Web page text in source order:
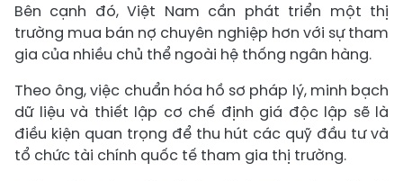
Bên cạnh đó, Việt Nam cần phát triển một thị
trường mua bán nợ chuyên nghiệp hơn với sự tham
gia của nhiều chủ thể ngoài hệ thống ngân hàng.
Theo ông, việc chuẩn hóa hồ sơ pháp lý, minh bạch
dữ liệu và thiết lập cơ chế định giá độc lập sẽ là
điều kiện quan trọng để thu hút các quỹ đầu tư và
tổ chức tài chính quốc tế tham gia thị trường.